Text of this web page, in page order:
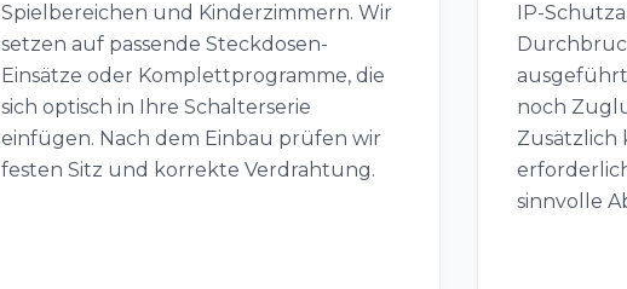
Spielbereichen und Kinderzimmern. Wir
setzen auf passende Steckdosen-
Einsätze oder Komplettprogramme, die
sich optisch in Ihre Schalterserie
einfügen. Nach dem Einbau prüfen wir
festen Sitz und korrekte Verdrahtung.
IP-
noch
Zusätzlich
sinnvolle